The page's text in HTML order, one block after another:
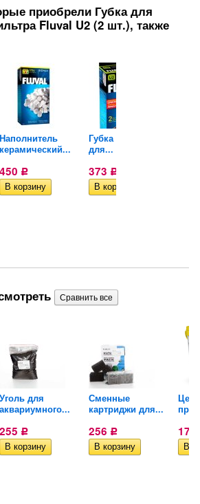
приобрели Губка для
Fluval U2 (2 шт.), также
Наполнитель
керамический...
450 Р
Губка угольная
для...
373 Р
Уголь для
аквариумного...
255 Р
Сменные
картриджи для...
256 Р 175